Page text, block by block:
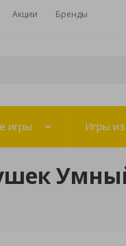
Акции Бренды
игры Игры